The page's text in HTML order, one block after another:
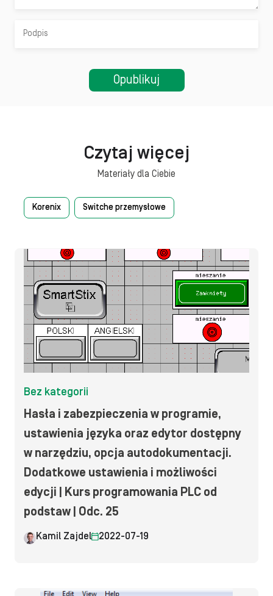
Czytaj więcej
Materiały dla Ciebie
Korenix Switche przemysłowe
Bez kategorii
Hasła i zabezpieczenia w programie,
ustawienia języka oraz edytor dostępny
w narzędziu, opcja autodokumentacji.
Dodatkowe ustawienia i możliwości
edycji | Kurs programowania PLC od
podstaw | Odc. 25
Kamil Zajdel 2022-07-19